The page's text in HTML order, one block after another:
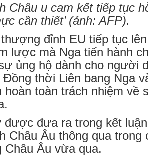
Châu u cam kết tiếp tục
cần thiết’ (ảnh: AFP).
đỉnh EU tiếp tục
lược mà Nga tiến hành
ủng hộ dành cho người
Đồng thời Liên bang Nga
hoàn toàn trách nhiệm về
được đưa ra trong kết
Châu Âu thông qua
Châu Âu vừa qua.